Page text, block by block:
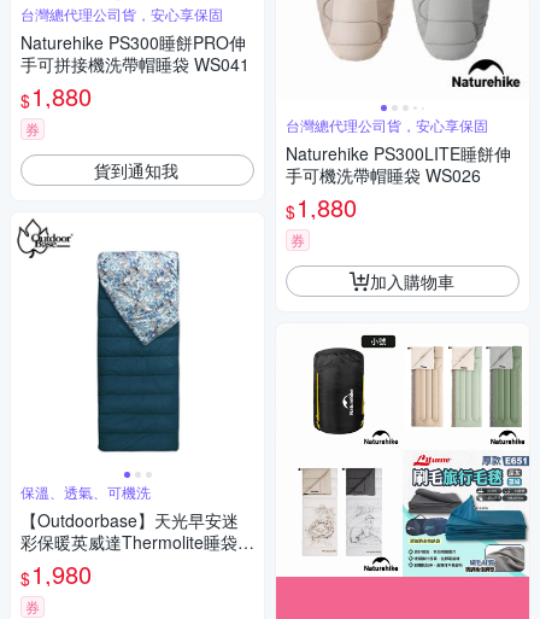
台灣總代理公司貨，安心享保固
Naturehike PS300睡餅PRO伸
手可拼接機洗帶帽睡袋 WS041
$1,880
券
貨到通知我
保溫、透氣、可機洗
【Outdoorbase】天光早安迷
彩保暖英威達Thermolite睡袋
(露營 登山 單人睡袋 超輕睡袋
5℃-15℃)
$1,980
券
台灣總代理公司貨，安心享保固
Naturehike PS300LITE睡餅伸
手可機洗帶帽睡袋 WS026
$1,880
券
加入購物車